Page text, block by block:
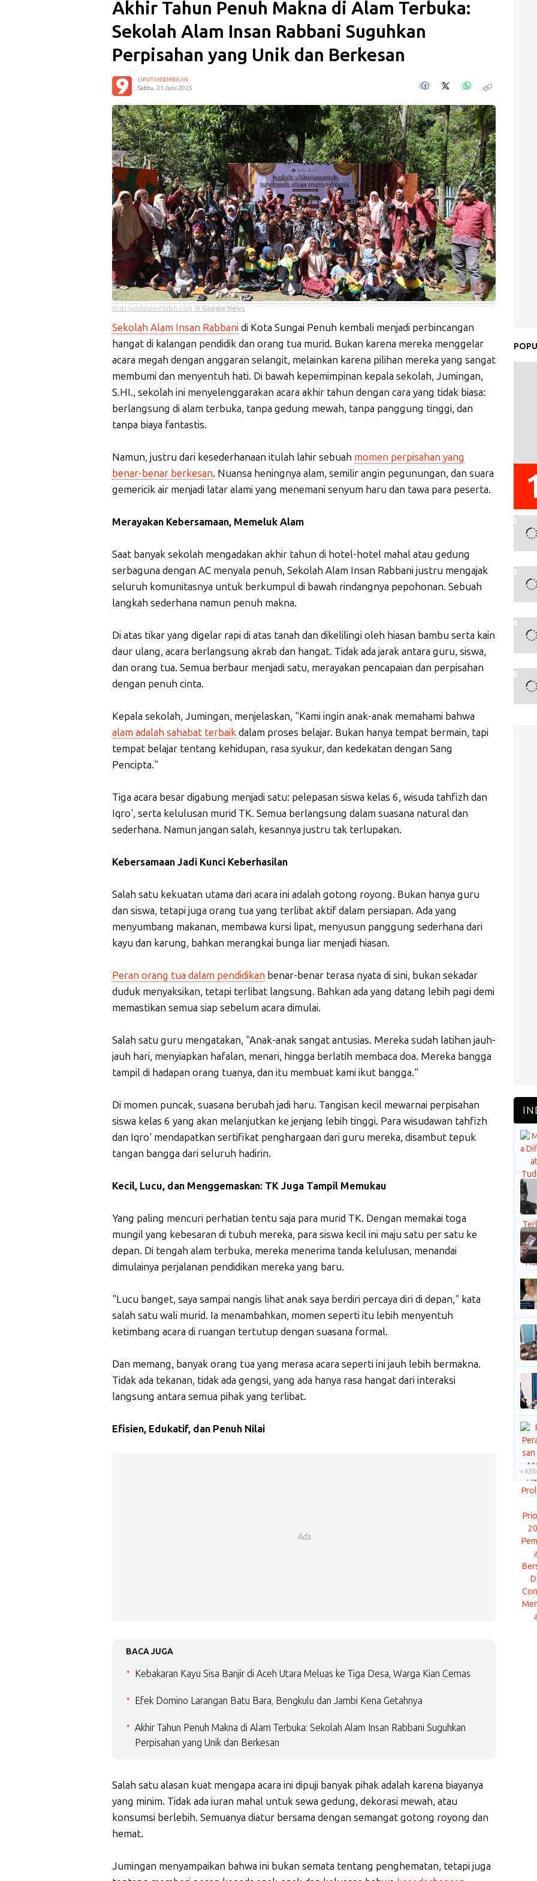
Akhir Tahun Penuh Makna di Alam Terbuka:
Sekolah Alam Insan Rabbani Suguhkan
Perpisahan yang Unik dan Berkesan
LIPUTANSEMBILAN
Sabtu, 21 Juni 2025
Ikuti liputansembilan.com di Google News
Sekolah Alam Insan Rabbani di Kota Sungai Penuh kembali menjadi perbincangan
hangat di kalangan pendidik dan orang tua murid. Bukan karena mereka menggelar
acara megah dengan anggaran selangit, melainkan karena pilihan mereka yang sangat
membumi dan menyentuh hati. Di bawah kepemimpinan kepala sekolah, Jumingan,
S.HI., sekolah ini menyelenggarakan acara akhir tahun dengan cara yang tidak biasa:
berlangsung di alam terbuka, tanpa gedung mewah, tanpa panggung tinggi, dan
tanpa biaya fantastis.
Namun, justru dari kesederhanaan itulah lahir sebuah momen perpisahan yang
benar-benar berkesan. Nuansa heningnya alam, semilir angin pegunungan, dan suara
gemericik air menjadi latar alami yang menemani senyum haru dan tawa para peserta.
Merayakan Kebersamaan, Memeluk Alam
Saat banyak sekolah mengadakan akhir tahun di hotel-hotel mahal atau gedung
serbaguna dengan AC menyala penuh, Sekolah Alam Insan Rabbani justru mengajak
seluruh komunitasnya untuk berkumpul di bawah rindangnya pepohonan. Sebuah
langkah sederhana namun penuh makna.
Di atas tikar yang digelar rapi di atas tanah dan dikelilingi oleh hiasan bambu serta kain
daur ulang, acara berlangsung akrab dan hangat. Tidak ada jarak antara guru, siswa,
dan orang tua. Semua berbaur menjadi satu, merayakan pencapaian dan perpisahan
dengan penuh cinta.
Kepala sekolah, Jumingan, menjelaskan, "Kami ingin anak-anak memahami bahwa
alam adalah sahabat terbaik dalam proses belajar. Bukan hanya tempat bermain, tapi
tempat belajar tentang kehidupan, rasa syukur, dan kedekatan dengan Sang
Pencipta."
Tiga acara besar digabung menjadi satu: pelepasan siswa kelas 6, wisuda tahfizh dan
Iqro', serta kelulusan murid TK. Semua berlangsung dalam suasana natural dan
sederhana. Namun jangan salah, kesannya justru tak terlupakan.
Kebersamaan Jadi Kunci Keberhasilan
Salah satu kekuatan utama dari acara ini adalah gotong royong. Bukan hanya guru
dan siswa, tetapi juga orang tua yang terlibat aktif dalam persiapan. Ada yang
menyumbang makanan, membawa kursi lipat, menyusun panggung sederhana dari
kayu dan karung, bahkan merangkai bunga liar menjadi hiasan.
Peran orang tua dalam pendidikan benar-benar terasa nyata di sini, bukan sekadar
duduk menyaksikan, tetapi terlibat langsung. Bahkan ada yang datang lebih pagi demi
memastikan semua siap sebelum acara dimulai.
Salah satu guru mengatakan, "Anak-anak sangat antusias. Mereka sudah latihan jauh-
jauh hari, menyiapkan hafalan, menari, hingga berlatih membaca doa. Mereka bangga
tampil di hadapan orang tuanya, dan itu membuat kami ikut bangga."
Di momen puncak, suasana berubah jadi haru. Tangisan kecil mewarnai perpisahan
siswa kelas 6 yang akan melanjutkan ke jenjang lebih tinggi. Para wisudawan tahfizh
dan Iqro' mendapatkan sertifikat penghargaan dari guru mereka, disambut tepuk
tangan bangga dari seluruh hadirin.
Kecil, Lucu, dan Menggemaskan: TK Juga Tampil Memukau
Yang paling mencuri perhatian tentu saja para murid TK. Dengan memakai toga
mungil yang kebesaran di tubuh mereka, para siswa kecil ini maju satu per satu ke
depan. Di tengah alam terbuka, mereka menerima tanda kelulusan, menandai
dimulainya perjalanan pendidikan mereka yang baru.
"Lucu banget, saya sampai nangis lihat anak saya berdiri percaya diri di depan," kata
salah satu wali murid. Ia menambahkan, momen seperti itu lebih menyentuh
ketimbang acara di ruangan tertutup dengan suasana formal.
Dan memang, banyak orang tua yang merasa acara seperti ini jauh lebih bermakna.
Tidak ada tekanan, tidak ada gengsi, yang ada hanya rasa hangat dari interaksi
langsung antara semua pihak yang terlibat.
Efisien, Edukatif, dan Penuh Nilai
Ads
BACA JUGA
Kebakaran Kayu Sisa Banjir di Aceh Utara Meluas ke Tiga Desa, Warga Kian Cemas
Efek Domino Larangan Batu Bara, Bengkulu dan Jambi Kena Getahnya
Akhir Tahun Penuh Makna di Alam Terbuka: Sekolah Alam Insan Rabbani Suguhkan
Perpisahan yang Unik dan Berkesan
Salah satu alasan kuat mengapa acara ini dipuji banyak pihak adalah karena biayanya
yang minim. Tidak ada iuran mahal untuk sewa gedung, dekorasi mewah, atau
konsumsi berlebih. Semuanya diatur bersama dengan semangat gotong royong dan
hemat.
Jumingan menyampaikan bahwa ini bukan semata tentang penghematan, tetapi juga
«